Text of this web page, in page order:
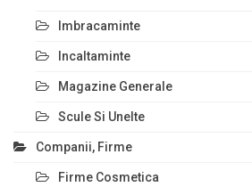
Imbracaminte
Incaltaminte
Magazine Generale
Scule Si Unelte
Companii, Firme
Firme Cosmetica